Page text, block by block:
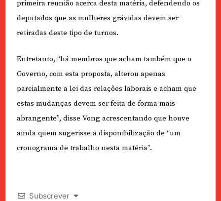
primeira reunião acerca desta matéria, defendendo os
deputados que as mulheres grávidas devem ser
retiradas deste tipo de turnos.
Entretanto, “há membros que acham também que o
Governo, com esta proposta, alterou apenas
parcialmente a lei das relações laborais e acham que
estas mudanças devem ser feita de forma mais
abrangente”, disse Vong acrescentando que houve
ainda quem sugerisse a disponibilização de “um
cronograma de trabalho nesta matéria”.
Subscrever